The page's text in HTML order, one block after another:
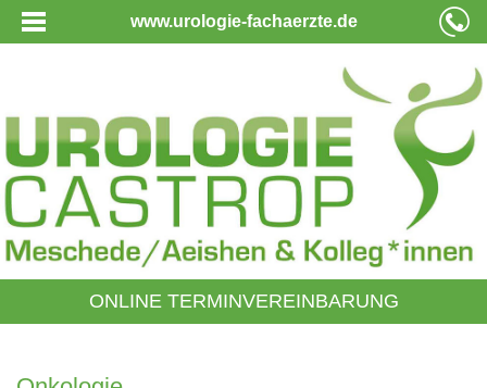
www.urologie-fachaerzte.de
ONLINE TERMINVEREINBARUNG